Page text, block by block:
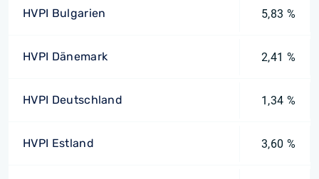
HVPI Bulgarien 5,83 %
HVPI Dänemark 2,41 %
HVPI Deutschland 1,34 %
HVPI Estland 3,60 %